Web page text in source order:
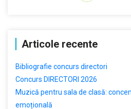
Articole recente
Bibliografie concurs directori
Concurs DIRECTORI 2026
Muzică pentru sala de clasă:
emoțională